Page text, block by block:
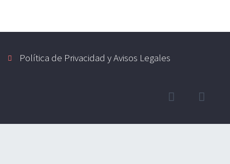
Política de Privacidad y Avisos Legales